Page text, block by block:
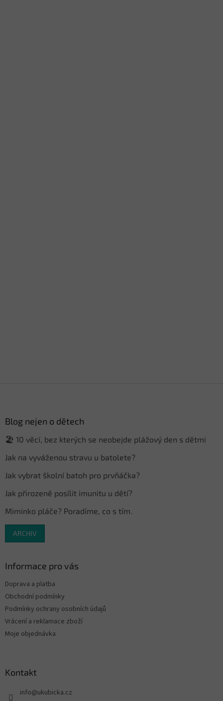
Blog nejen o dětech
🏖️ 10 věcí, bez kterých se neobejde plážový den s dětmi
Jak na vyváženou stravu u batolete?
Jak vybrat školní batoh pro prvňáčka?
Jak přirozeně posílit imunitu u dětí?
Miminko pláče? Poradíme, co s tím.
ARCHIV
Informace pro vás
Doprava a platba
Obchodní podmínky
Podmínky ochrany osobních údajů
Vrácení a reklamace zboží
Moje objednávka
Kontakt
info@ukubicka.cz